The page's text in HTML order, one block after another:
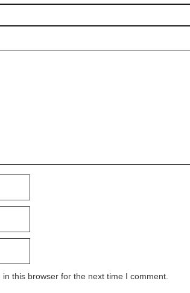
this browser for the next time I comment.